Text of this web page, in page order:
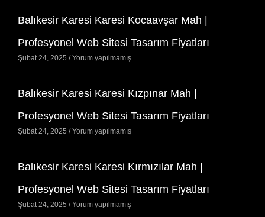
Balıkesir Karesi Karesi Kocaavşar Mah |
Profesyonel Web Sitesi Tasarım Fiyatları
Şubat 24, 2025 Yorum yapılmamış
Balıkesir Karesi Karesi Kızpınar Mah |
Profesyonel Web Sitesi Tasarım Fiyatları
Şubat 24, 2025 Yorum yapılmamış
Balıkesir Karesi Karesi Kırmızılar Mah |
Profesyonel Web Sitesi Tasarım Fiyatları
Şubat 24, 2025 Yorum yapılmamış